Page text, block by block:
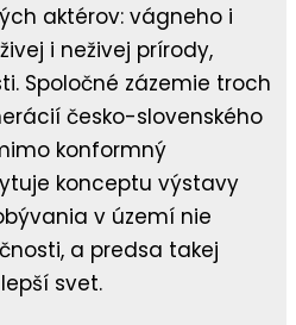
aktérov: vágneho i
i neživej prírody,
Spoločné zázemie troch
česko-slovenského
konformný
konceptu výstavy
v území nie
a predsa takej
svet.